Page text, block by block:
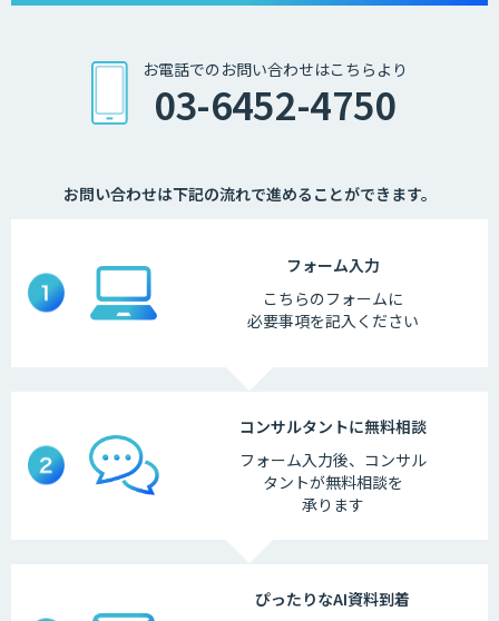
お電話でのお問い合わせはこちらより
03-6452-4750
お問い合わせは下記の流れで進めることができます。
フォーム入力
こちらのフォームに
必要事項を記入ください
コンサルタントに無料相談
フォーム入力後、 コンサル
タントが無料相談を
承ります
ぴったりなAI資料到着